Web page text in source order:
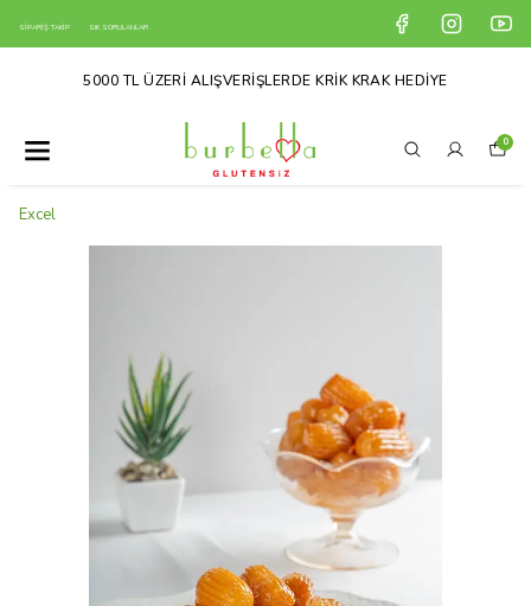
SİPARİŞ TAKİP SIK SORULANLAR
5000 TL ÜZERİ ALIŞVERİŞLERDE KRİK KRAK HEDİYE
0
Excel